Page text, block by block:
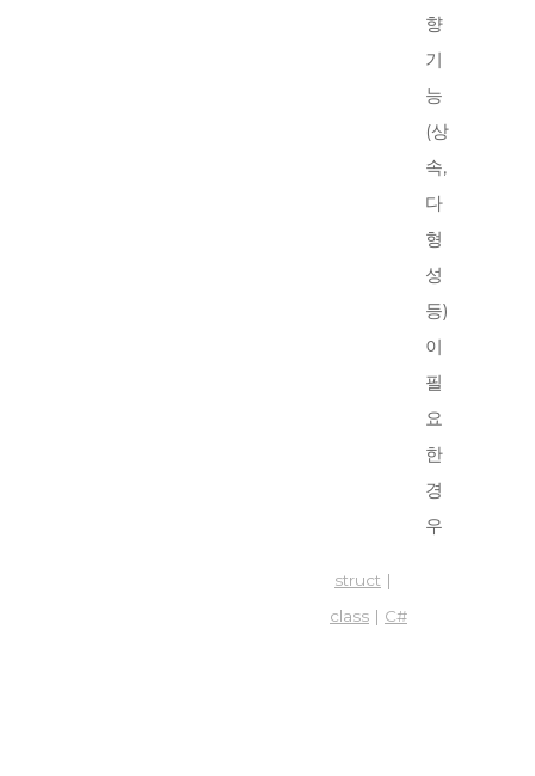
향
기
능
(상
속,
다
형
성
등)
이
필
요
한
경
우
struct |
class | C#